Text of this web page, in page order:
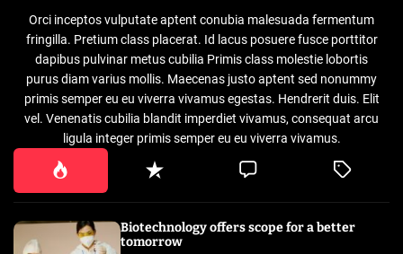
Orci inceptos vulputate aptent conubia malesuada fermentum
fringilla. Pretium class placerat. Id lacus posuere fusce porttitor
dapibus pulvinar metus cubilia Primis class molestie lobortis
purus diam varius mollis. Maecenas justo aptent sed nonummy
primis semper eu eu viverra vivamus egestas. Hendrerit duis. Elit
vel. Venenatis cubilia blandit imperdiet vivamus, consequat arcu
ligula integer primis semper eu eu viverra vivamus.
Biotechnology offers scope for a better
tomorrow